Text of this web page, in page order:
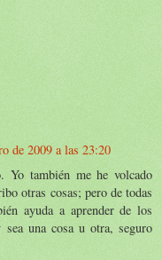
de 2009 a las 23:20
Yo también me he volcado
otras cosas; pero de todas
ayuda a aprender de los
una cosa u otra, seguro